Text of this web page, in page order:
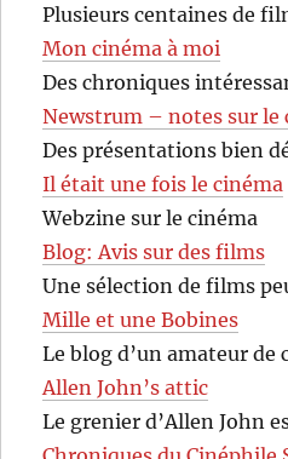
Plusieurs centaines de
Mon cinéma à moi
Des chroniques
Newstrum – notes sur le
Des présentations bien
Il était une fois le cinéma
Webzine sur le cinéma
Blog: Avis sur des films
Une sélection de films
Mille et une Bobines
Le blog d’un amateur de
Allen John’s attic
Le grenier d’Allen John